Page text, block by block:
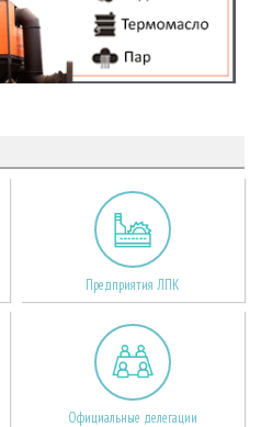
Предприятия ЛПК
Официальные делегации